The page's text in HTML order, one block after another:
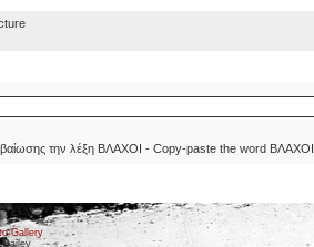
την λέξη ΒΛΑΧΟΙ - Copy-paste the word ΒΛΑΧΟΙ
Gallery
Bailey